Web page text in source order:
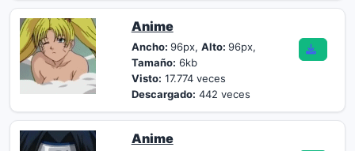
Anime
Ancho: 96px, Alto: 96px,
Tamaño: 6kb
Visto: 17.774 veces
Descargado: 442 veces
Anime